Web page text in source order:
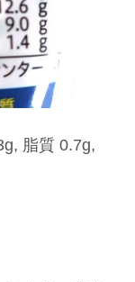
脂質 0.7g,